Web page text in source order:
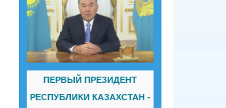
ПЕРВЫЙ ПРЕЗИДЕНТ
РЕСПУБЛИКИ КАЗАХСТАН -